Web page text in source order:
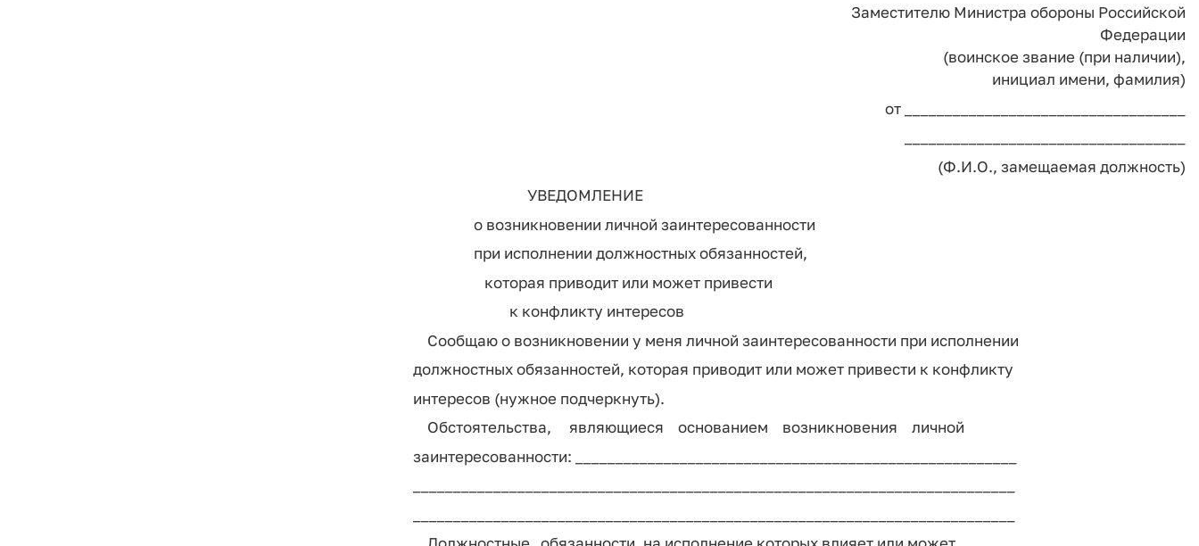
Заместителю Министра обороны Российской
Федерации
(воинское звание (при наличии),
инициал имени, фамилия)
от ___________________________________
(Ф.И.О., замещаемая должность)
УВЕДОМЛЕНИЕ
о возникновении личной заинтересованности
при исполнении должностных обязанностей,
которая приводит или может привести
к конфликту интересов
Сообщаю о возникновении у меня личной заинтересованности при исполнении
должностных обязанностей, которая приводит или может привести к конфликту
интересов (нужное подчеркнуть).
Обстоятельства, являющиеся основанием возникновения личной
заинтересованности: _______________________________________________________